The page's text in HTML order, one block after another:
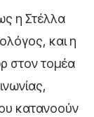
η Στέλλα
και η
στον τομέα
κατανοούν